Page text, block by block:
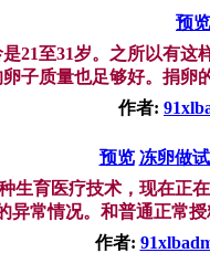
预览
21至31岁。之所以有
卵子质量也足够好。捐卵
作者:
预览 冻卵做
生育医疗技术，现在
异常情况。和普通正常
作者: